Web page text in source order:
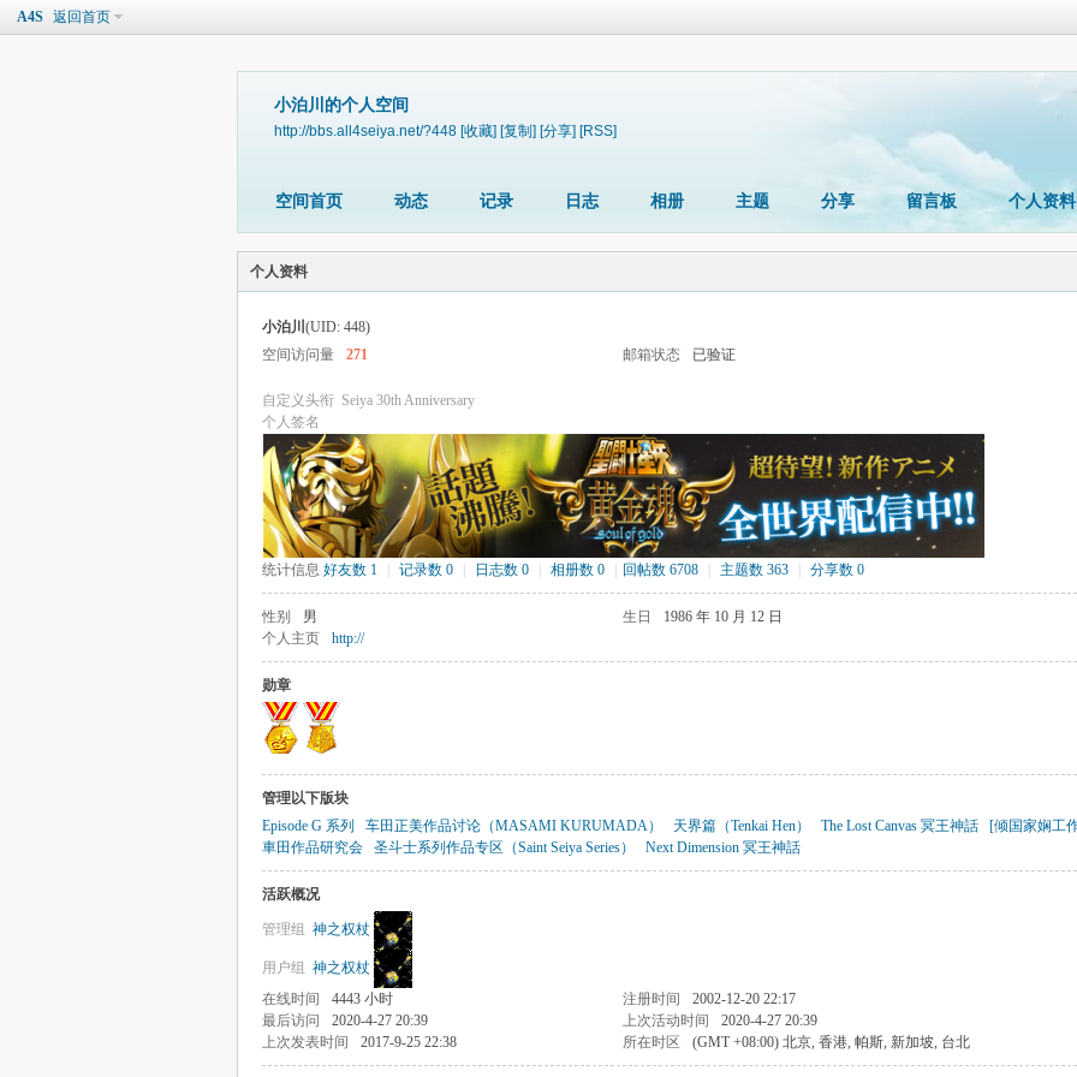
A4S 返回首页
小泊川的个人空间
http://bbs.all4seiya.net/?448 [收藏] [复制] [分享] [RSS]
空间首页 动态 记录 日志 相册 主题 分享 留言板 个人资料
个人资料
小泊川 (UID: 448)
空间访问量
271 邮箱状态 已验证
自定义头衔 Seiya 30th Anniversary
个人签名
统计信息 好友数 1 记录数 0 日志数 0 相册数 0 回帖数 6708 主题数 363 分享数 0
性别 男 生日
1986 年 10 月 12 日
个人主页
http://
勋章
管理以下版块
Episode G 系列
车田正美作品讨论（MASAMI KURUMADA） 天界篇（Tenkai Hen） The Lost Canvas 冥王神話
[倾国家娴工
車田作品研究会
圣斗士系列作品专区（Saint Seiya Series） Next Dimension 冥王神話
活跃概况
管理组 神之权杖
用户组 神之权杖
在线时间
4443 小时 注册时间
2002-12-20 22:17
最后访问
2020-4-27 20:39 上次活动时间
2020-4-27 20:39
上次发表时间
2017-9-25 22:38 所在时区 (GMT +08:00) 北京, 香港, 帕斯, 新加坡, 台北